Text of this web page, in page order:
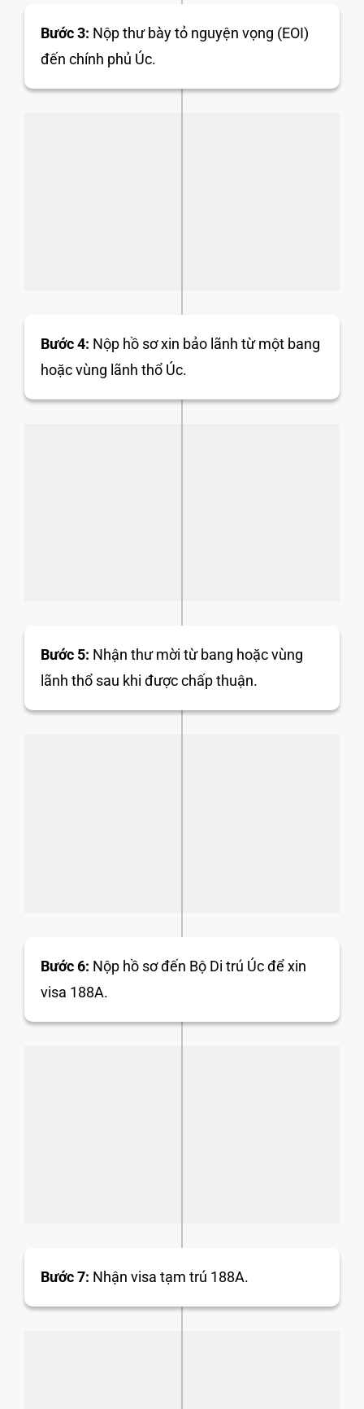
Bước 3: Nộp thư bày tỏ nguyện vọng (EOI)
đến chính phủ Úc.
Bước 4: Nộp hồ sơ xin bảo lãnh từ một bang
hoặc vùng lãnh thổ Úc.
Bước 5: Nhận thư mời từ bang hoặc vùng
lãnh thổ sau khi được chấp thuận.
Bước 6: Nộp hồ sơ đến Bộ Di trú Úc để xin
visa 188A.
Bước 7: Nhận visa tạm trú 188A.